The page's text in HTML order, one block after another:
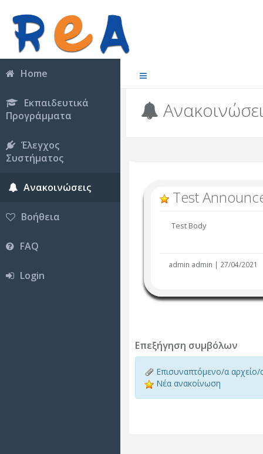
Home
Εκπαιδευτικά
Προγράμματα
Έλεγχος
Συστήματος
Ανακοινώσεις
Βοήθεια
FAQ
Login
Test
Test Body
admin admin | 27/04/2021
Επεξήγηση συμβόλων
Επισυναπτόμενο/α αρχείο/
Νέα ανακοίνωση